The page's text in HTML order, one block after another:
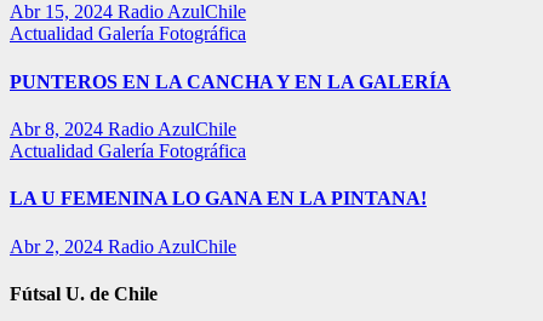
Abr 15, 2024 Radio AzulChile
Actualidad Galería Fotográfica
PUNTEROS EN LA CANCHA Y EN LA GALERÍA
Abr 8, 2024 Radio AzulChile
Actualidad Galería Fotográfica
LA U FEMENINA LO GANA EN LA PINTANA!
Abr 2, 2024 Radio AzulChile
Fútsal U. de Chile